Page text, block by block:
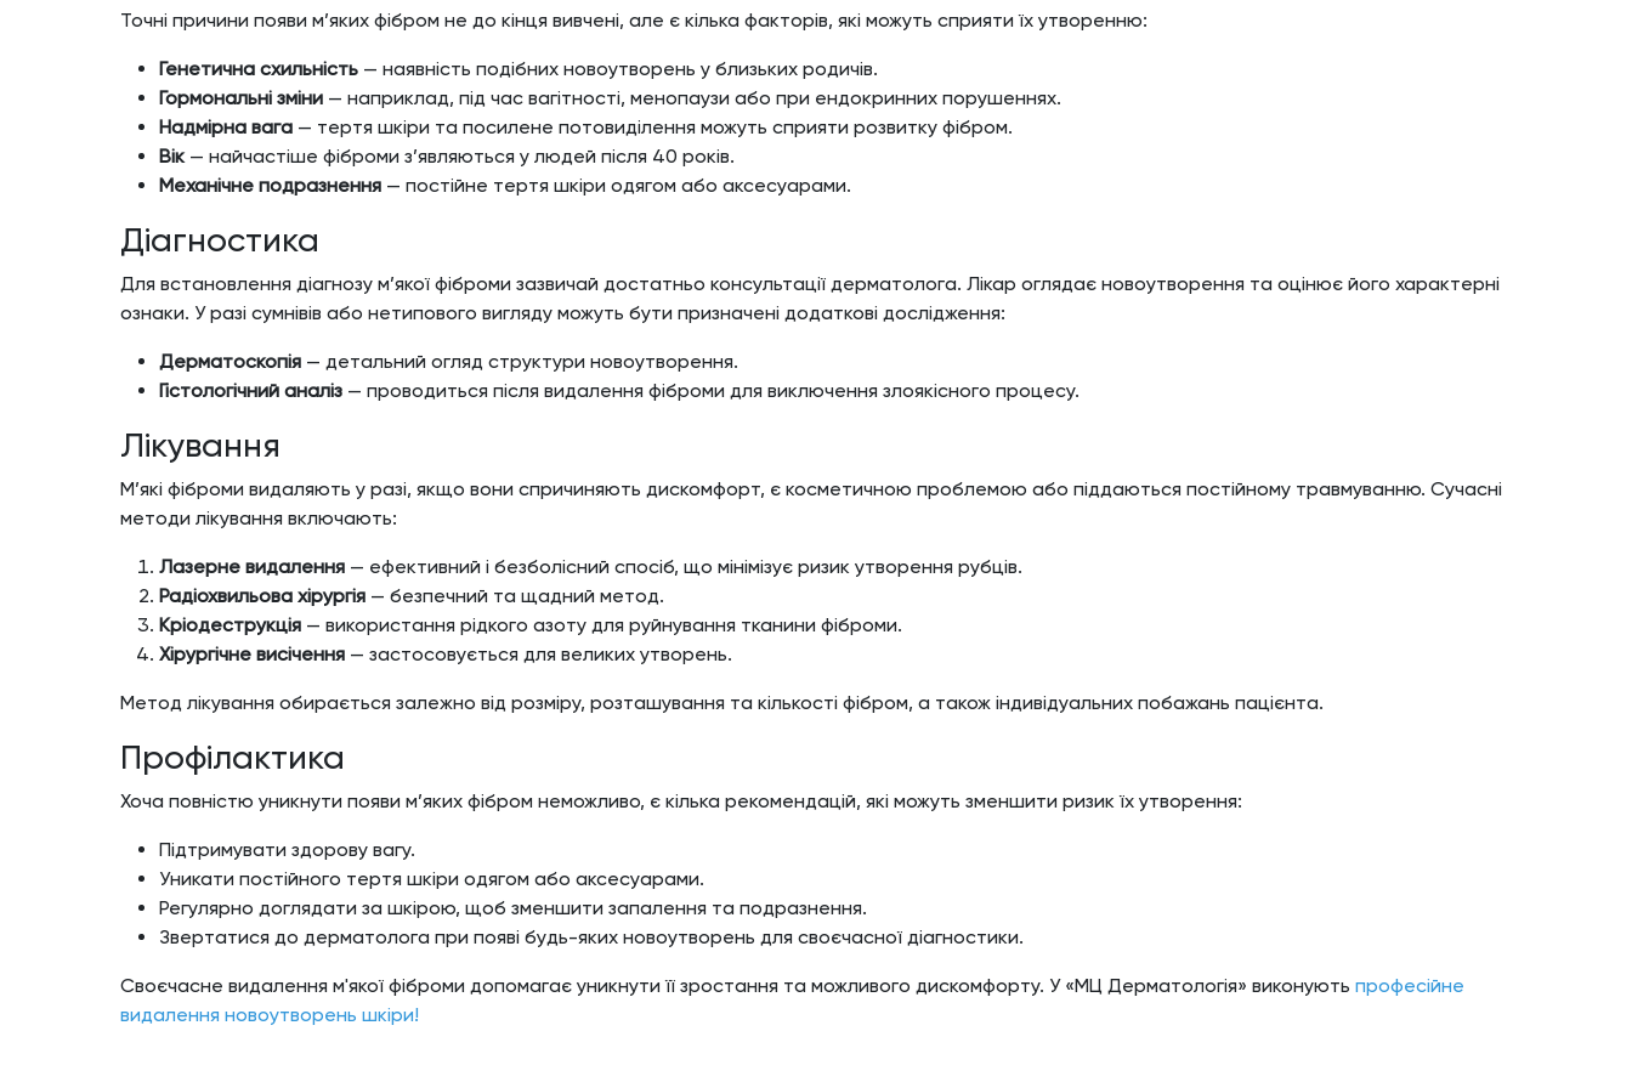
Точні причини появи м’яких фібром не до кінця вивчені, але є кілька факторів, які можуть сприяти їх утворенню:
Генетична схильність — наявність подібних новоутворень у близьких родичів.
Гормональні зміни — наприклад, під час вагітності, менопаузи або при ендокринних порушеннях.
Надмірна вага — тертя шкіри та посилене потовиділення можуть сприяти розвитку фібром.
Вік— найчастіше фіброми з’являються у людей після 40 років.
Механічне подразнення — постійне тертя шкіри одягом або аксесуарами.
Діагностика
Для встановлення діагнозу м’якої фіброми зазвичай достатньо консультації дерматолога. Лікар оглядає новоутворення та оцінює його характерні
ознаки. У разі сумнівів або нетипового вигляду можуть бути призначені додаткові дослідження:
Дерматоскопія — детальний огляд структури новоутворення.
Гістологічний аналіз — проводиться після видалення фіброми для виключення злоякісного процесу.
Лікування
М’які фіброми видаляють у разі, якщо вони спричиняють дискомфорт, є косметичною проблемою або піддаються постійному травмуванню. Сучасні
методи лікування включають:
Лазерне видалення — ефективний і безболісний спосіб, що мінімізує ризик утворення рубців.
Радіохвильова хірургія — безпечний та щадний метод.
Кріодеструкція — використання рідкого азоту для руйнування тканини фіброми.
Хірургічне висічення — застосовується для великих утворень.
Метод лікування обирається залежно від розміру, розташування та кількості фібром, а також індивідуальних побажань пацієнта.
Профілактика
Хоча повністю уникнути появи м’яких фібром неможливо, є кілька рекомендацій, які можуть зменшити ризик їх утворення:
Підтримувати здорову вагу.
Уникати постійного тертя шкіри одягом або аксесуарами.
Регулярно доглядати за шкірою, щоб зменшити запалення та подразнення.
Звертатися до дерматолога при появі будь-яких новоутворень для своєчасної діагностики.
Своєчасне видалення м'якої фіброми допомагає уникнути її зростання та можливого дискомфорту. У «МЦ Дерматологія» виконують професійне
видалення новоутворень шкіри!